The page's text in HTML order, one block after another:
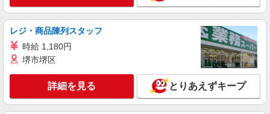
キープ 詳細を見る
パート
スーパー店内総菜スタッフ
時給1141円 ★22時以降は平日時給の3割増！
（22時以降の勤務がある場合）
レジ・商品陳列スタッフ
時給 1,180円
堺市堺区
詳細を見る とりあえずキープ